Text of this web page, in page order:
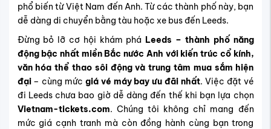
phổ biến từ Việt Nam đến Anh. Từ các thành phố này, bạn
dễ dàng di chuyển bằng tàu hoặc xe bus đến Leeds.
Đừng bỏ lỡ cơ hội khám phá Leeds – thành phố năng
động bậc nhất miền Bắc nước Anh với kiến trúc cổ kính,
văn hóa thể thao sôi động và trung tâm mua sắm hiện
đại– cùng mức giá vé máy bay ưu đãi nhất. Việc đặt vé
đi Leeds chưa bao giờ dễ dàng đến thế khi bạn lựa chọn
Vietnam-tickets.com. Chúng tôi không chỉ mang đến
mức giá cạnh tranh mà còn đồng hành cùng bạn trong